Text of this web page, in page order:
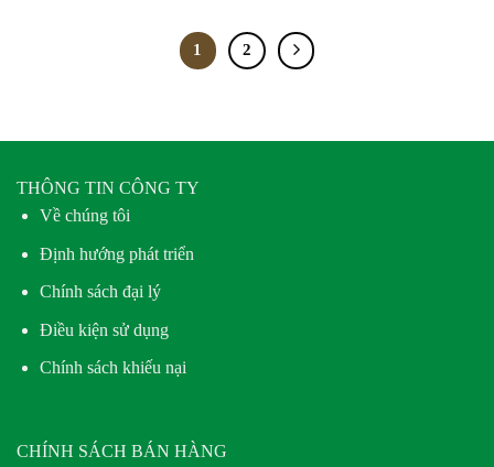
1 2
THÔNG TIN CÔNG TY
Về chúng tôi
Định hướng phát triển
Chính sách đại lý
Điều kiện sử dụng
Chính sách khiếu nại
CHÍNH SÁCH BÁN HÀNG